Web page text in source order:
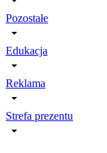
Pozostałe
Edukacja
Reklama
Strefa prezentu